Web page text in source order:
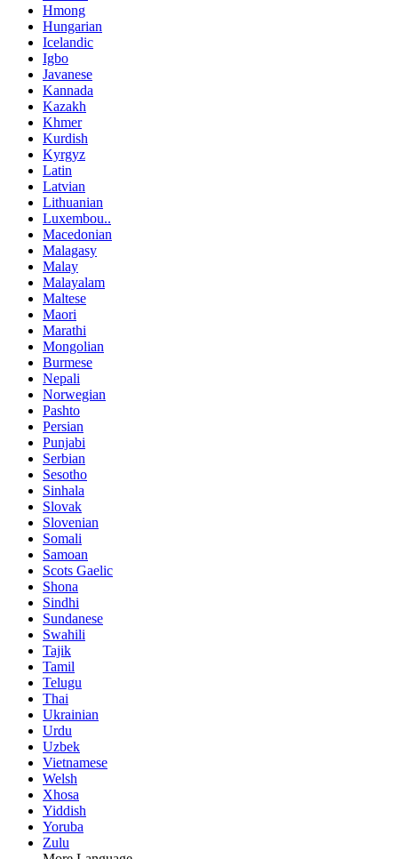
Hmong
Hungarian
Icelandic
Igbo
Javanese
Kannada
Kazakh
Khmer
Kurdish
Kyrgyz
Latin
Latvian
Lithuanian
Luxembou..
Macedonian
Malagasy
Malay
Malayalam
Maltese
Maori
Marathi
Mongolian
Burmese
Nepali
Norwegian
Pashto
Persian
Punjabi
Serbian
Sesotho
Sinhala
Slovak
Slovenian
Somali
Samoan
Scots Gaelic
Shona
Sindhi
Sundanese
Swahili
Tajik
Tamil
Telugu
Thai
Ukrainian
Urdu
Uzbek
Vietnamese
Welsh
Xhosa
Yiddish
Yoruba
Zulu